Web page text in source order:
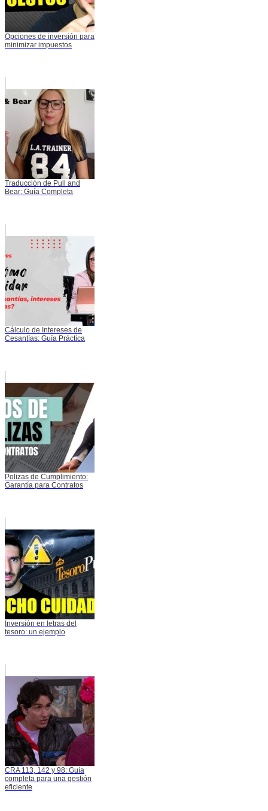
Opciones de inversión para
minimizar impuestos
Traducción de Pull and
Bear: Guía Completa
Cálculo de Intereses de
Cesantías: Guía Práctica
Polizas de Cumplimiento:
Garantía para Contratos
Inversión en letras del
tesoro: un ejemplo
CRA 113, 142 y 98: Guía
completa para una gestión
eficiente